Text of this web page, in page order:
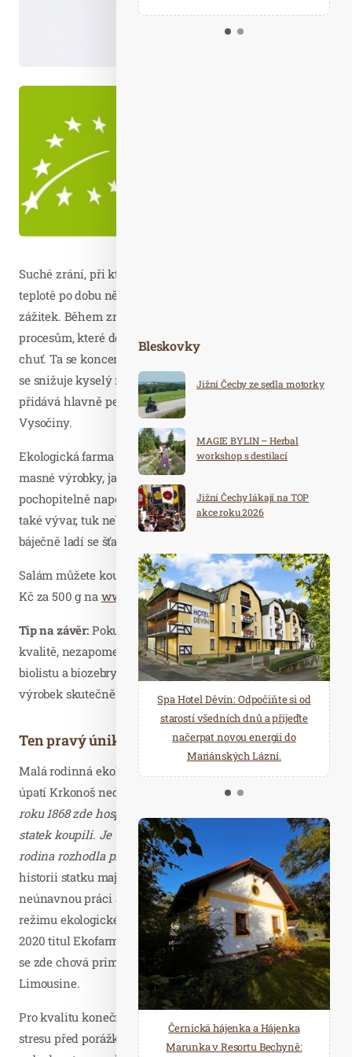
Kalendář událostí
Odebírejte náš newsletter
Suché zrání, při kterém se maso nechává ležet při nízké
teplotě po dobu několika týdnů, zajistí jedinečný chuťový
zážitek. Během zrání totiž dochází k přirozeným
procesům, které dodávají křehkost a pomohou zvýraznit
chuť. Ta se koncentruje zejména kvůli ztrátám vody, čímž
se snižuje kyselý nádech. Při následném zpracování se
přidává hlavně pepř, který dokreslí typické aroma
Vysočiny.
Ekologická farma Pod Hájkem je vyhlášena pro své
masné výrobky, jako jsou paštiky, šunky, párky, klobásy a
pochopitelně naporcované hovězí. V nabídce najdete ale
také vývar, tuk nebo domácí demi-glace omáčku, která
báječně ladí se šťavnatými steaky.
Salám můžete koupit na farmářském tržišti nebo od 290
Kč za 500 g na www.shop-biomaso.cz.
Tip na závěr: Pokud preferujete lokální produkty v bio
kvalitě, nezapomeňte hledat správné označení loga
biolistu a biozebry na obalech, které vám zaručí, že je
výrobek skutečně bio!
Ten pravý únik do přírody
Malá rodinná ekologická farma dlouhodobě hospodaří na
úpatí Krkonoš nedaleko Vrchlabí a Jilemnice.
roku 1868 zde hospodařili manželovi prarodiče, kteří
statek koupili. Je tomu tedy již více než 150 let, co se naše
rodina rozhodla pro život a práci na farmě,“ popisuje
historii statku majitelka Hana Řehořková. Za svou
neúnavnou práci a produkci výjimečných produktů v
režimu ekologického zemědělství obdržela farma v roce
2020 titul Ekofarmy roku. Na bezmála 70 hektarech půdy
se zde chová primárně skot plemene Charolais a
Limousine.
Pro kvalitu konečného produktu je podstatná i míra
stresu před porážkou, proto se majitelé rozhodli
Bleskovky
Jižní Čechy ze sedla motorky
MAGIE BYLIN – Herbal
workshop s destilací
Jižní Čechy lákají na TOP
akce roku 2026
Spa Hotel Děvín: Odpočiňte si od
starostí všedních dnů a přijeďte
načerpat novou energii do
Mariánských Lázní.
Saunový ráj Holice: Odpočinek a
relaxace v oáze klidu a pohody.
Několik druhů saun a různé
možnosti ochlazení.
Černická hájenka a Hájenka
Marunka v Resortu Bechyně: